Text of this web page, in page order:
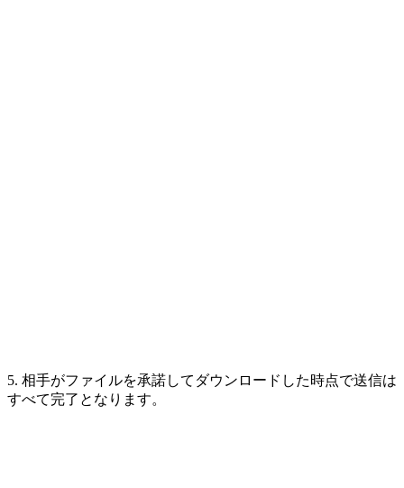
5. 相手がファイルを承諾してダウンロードした時点で送信は
すべて完了となります。